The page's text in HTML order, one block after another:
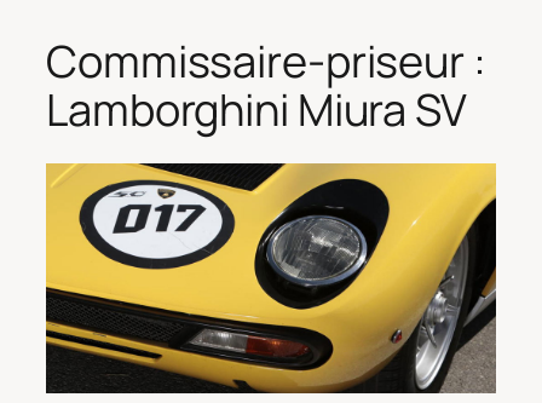
Commissaire-priseur :
Lamborghini Miura SV